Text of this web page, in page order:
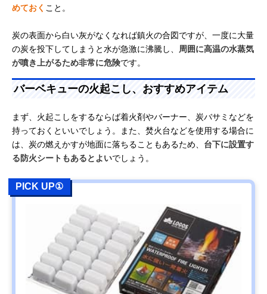
めておく こと。
炭の表面から白い灰がなくなれば鎮火の合図ですが、一度に大量
の炭を投下してしまうと水が急激に沸騰し、 周囲に高温の水蒸気
が噴き上がるため非常に危険です。
バーベキューの火起こし、おすすめアイテム
まず、火起こしをするならば着火剤やバーナー、炭バサミなどを
持っておくといいでしょう。また、焚火台などを使用する場合に
は、炭の燃えかすが地面に落ちることもあるため、 台下に設置す
る防火シートもあるとよいでしょう。
PICK UP①